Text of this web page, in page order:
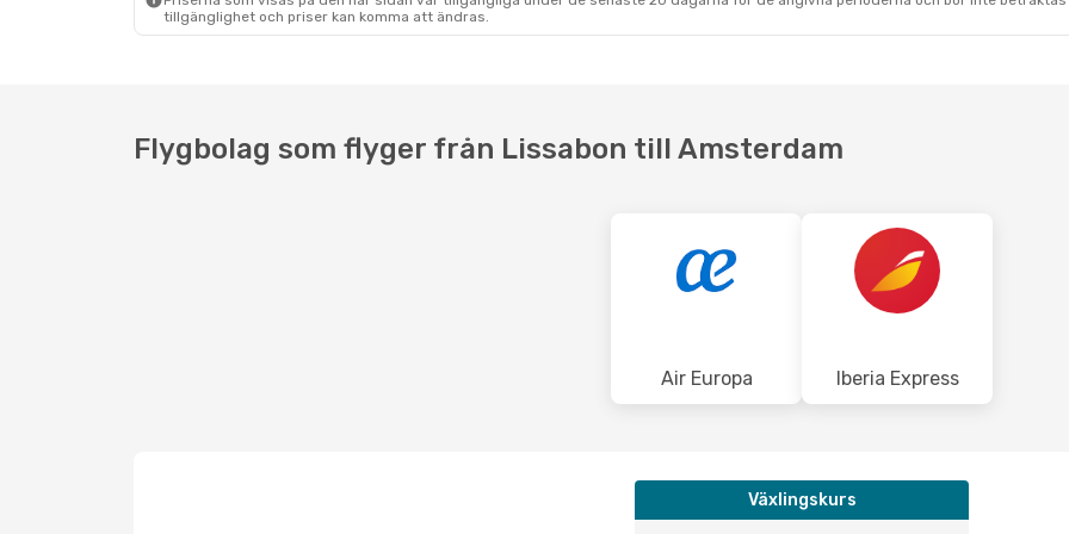
tillgänglighet och priser kan komma att ändras.
Flygbolag som flyger från Lissabon till Amsterdam
Air Europa Iberia Express
Växlingskurs